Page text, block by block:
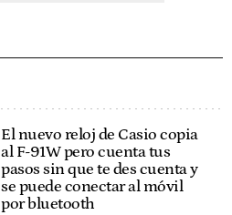
El nuevo reloj de Casio copia
al F-91W pero cuenta tus
pasos sin que te des cuenta y
se puede conectar al móvil
por bluetooth